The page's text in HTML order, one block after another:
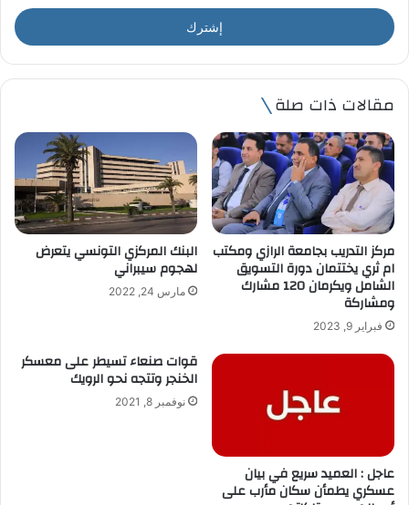
خ
ل
ر
د
ا
ل
ل
ك
ر
و
ي
مقالات ذات صلة
مركز التدريب بجامعة الرازي ومكتب
ام ثري يختتمان دورة التسويق
الشامل ويكرمان 120 مشارك
ومشاركة
فبراير 9, 2023
البنك المركزي التونسي يتعرض
لهجوم سيبراني
مارس 24, 2022
عاجل : العميد سريع في بيان
عسكري يطمأن سكان مأرب على
قوات صنعاء تسيطر على معسكر
الخنجر وتتجه نحو الرويك
نوفمبر 8, 2021